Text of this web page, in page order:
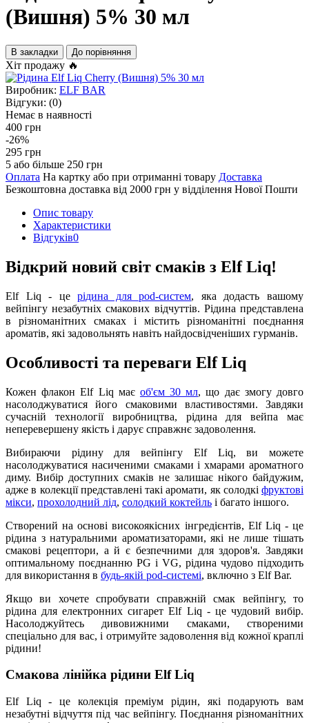
(Вишня) 5% 30 мл
В закладки До порівняння
Хіт продажу 🔥
Виробник: ELF BAR
Відгуки: (0)
Немає в наявності
400 грн
-26%
295 грн
5 або більше 250 грн
Оплата На картку або при отриманні товару Доставка
Безкоштовна доставка від 2000 грн у відділення Нової Пошти
Опис товару
Характеристики
Відгуків0
Відкрий новий світ смаків з Elf Liq!
Elf Liq - церідина для pod-систем, яка додасть вашому
вейпінгу незабутніх смакових відчуттів. Рідина представлена
в різноманітних смаках і містить різноманітні поєднання
ароматів, які задовольнять навіть найдосвідченіших гурманів.
Особливості та переваги Elf Liq
Кожен флакон Elf Liq має об'єм 30 мл, що дає змогу довго
насолоджуватися його смаковими властивостями. Завдяки
сучасній технології виробництва, рідина для вейпа має
неперевершену якість і дарує справжнє задоволення.
Вибираючи рідину для вейпінгу Elf Liq, ви можете
насолоджуватися насиченими смаками і хмарами ароматного
диму. Вибір доступних смаків не залишає нікого байдужим,
адже в колекції представлені такі аромати, як солодкі фруктові
мікси, прохолодний лід, солодкий коктейль і багато іншого.
Створений на основі високоякісних інгредієнтів, Elf Liq - це
рідина з натуральними ароматизаторами, які не лише тішать
смакові рецептори, а й є безпечними для здоров'я. Завдяки
оптимальному поєднанню PG і VG, рідина чудово підходить
для використання в будь-якій pod-системі, включно з Elf Bar.
Якщо ви хочете спробувати справжній смак вейпінгу, то
рідина для електронних сигарет Elf Liq - це чудовий вибір.
Насолоджуйтесь дивовижними смаками, створеними
спеціально для вас, і отримуйте задоволення від кожної краплі
рідини!
Смакова лінійка рідини Elf Liq
Elf Liq - це колекція преміум рідин, які подарують вам
незабутні відчуття під час вейпінгу. Поєднання різноманітних